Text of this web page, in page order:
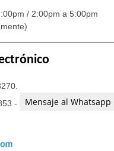
/ 2:00pm a 5:00pm
-
Mensaje al Whatsapp